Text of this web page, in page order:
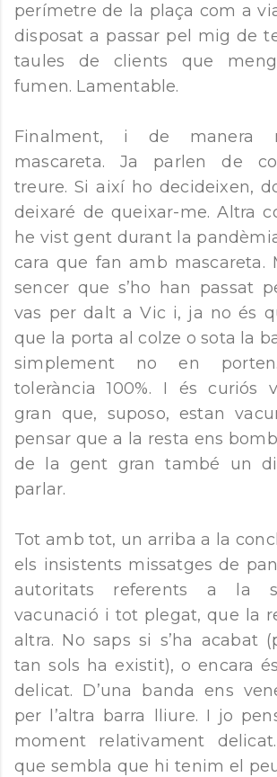
perímetre de la plaça com a
disposat a passar pel mig de
taules de clients que
fumen. Lamentable.
Finalment, i de manera
mascareta. Ja parlen de
treure. Si així ho decideixen,
deixaré de queixar-me. Altra
he vist gent durant la
cara que fan amb mascareta.
sencer que s’ho han passat
vas per dalt a Vic i, ja no és
que la porta al colze o sota la
simplement no en
tolerància 100%. I és curiós
gran que, suposo, estan
pensar que a la resta ens
de la gent gran també un
parlar.
Tot amb tot, un arriba a la
els insistents missatges de
autoritats referents a la
vacunació i tot plegat, que la
altra. No saps si s’ha acabat
tan sols ha existit), o encara
delicat. D’una banda ens
per l’altra barra lliure. I jo
moment relativament
que sembla que hi tenim el